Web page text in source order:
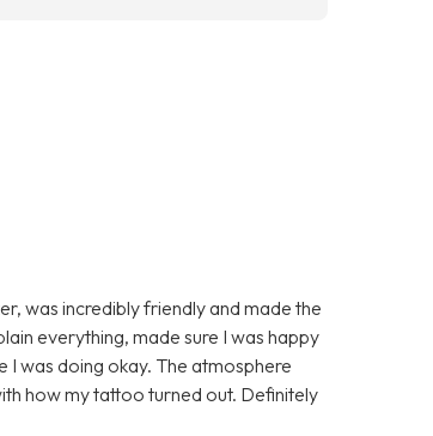
was incredibly friendly and made the
everything, made sure I was happy
I was doing okay. The atmosphere
how my tattoo turned out. Definitely